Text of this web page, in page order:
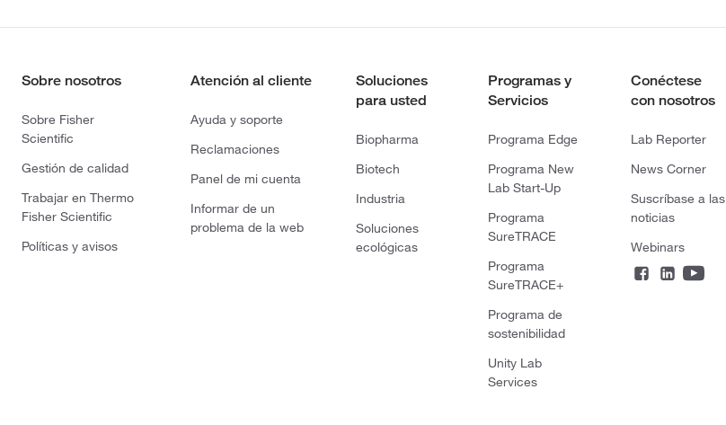
Sobre nosotros
Sobre Fisher
Scientific
Gestión de calidad
Trabajar en Thermo
Fisher Scientific
Políticas y avisos
Atención al cliente
Ayuda y soporte
Reclamaciones
Panel de mi cuenta
Informar de un
problema de la web
Soluciones
para usted
Biopharma
Biotech
Industria
Soluciones
ecológicas
Programas y
Servicios
Programa Edge
Programa New
Lab Start-Up
Programa
SureTRACE
Programa
SureTRACE+
Programa de
sostenibilidad
Unity Lab
Services
Conéctese
con nosotros
Lab Reporter
News Corner
Suscríbase a las
noticias
Webinars